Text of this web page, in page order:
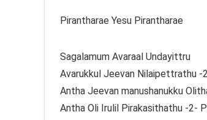
Pirantharae Yesu Pirantharae
Sagalamum Avaraal Undayittru
Avarukkul Jeevan Nilaipettrathu -2
Antha Jeevan manushanukku
Antha Oli Irulil Pirakasithathu -2-